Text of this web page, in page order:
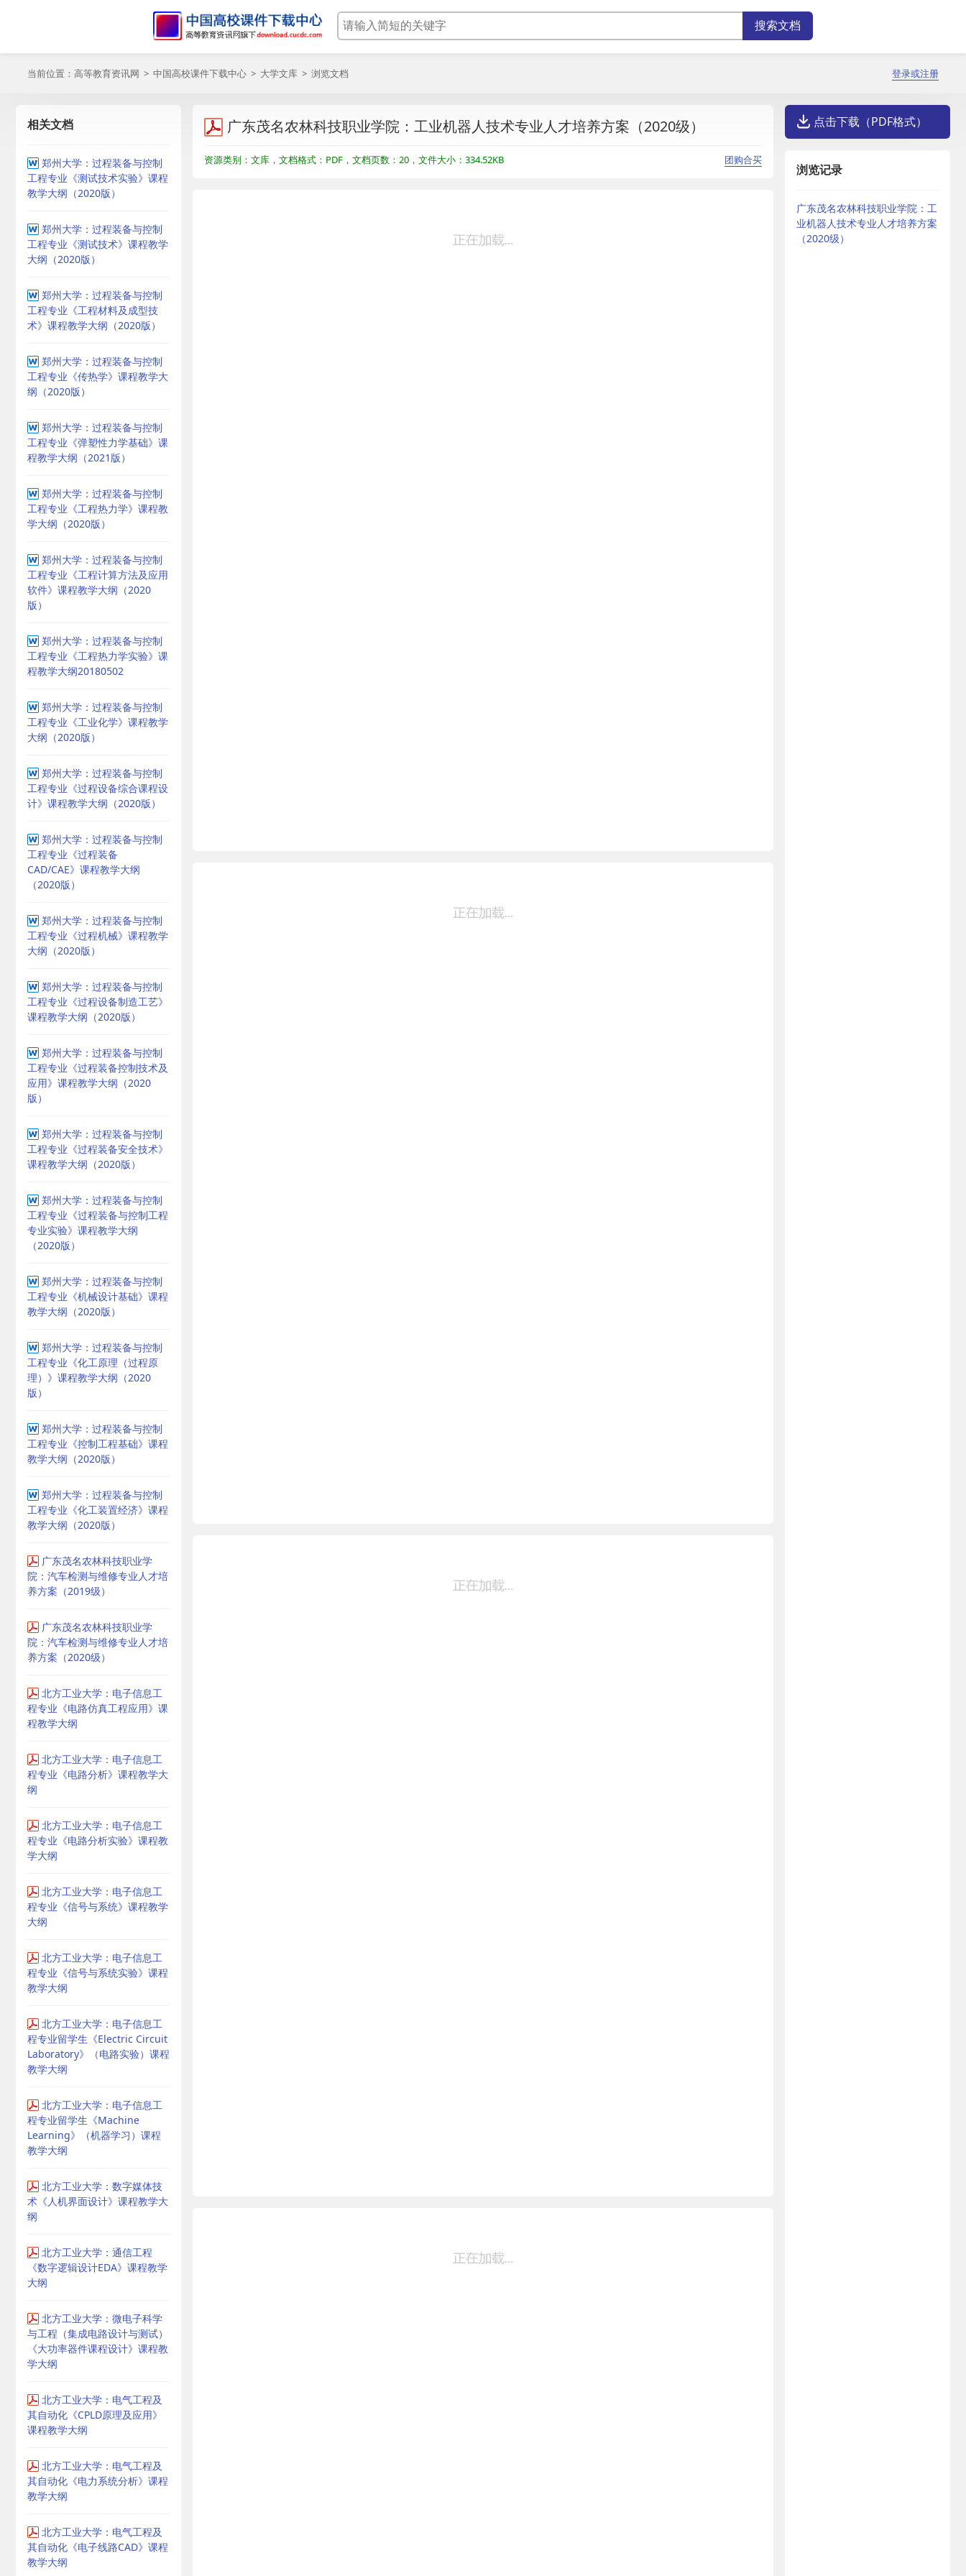
当前位置： 高等教育资讯网 > 中国高校课件下载中心 > 大学文库 > 浏览文档 登录或注册
相关文档
郑州大学：过程装备与控制
工程专业《测试技术实验》课程
教学大纲（2020版）
郑州大学：过程装备与控制
工程专业《测试技术》课程教学
大纲（2020版）
郑州大学：过程装备与控制
工程专业《工程材料及成型技
术》课程教学大纲（2020版）
郑州大学：过程装备与控制
工程专业《传热学》课程教学大
纲（2020版）
郑州大学：过程装备与控制
工程专业《弹塑性力学基础》课
程教学大纲（2021版）
郑州大学：过程装备与控制
工程专业《工程热力学》课程教
学大纲（2020版）
郑州大学：过程装备与控制
工程专业《工程计算方法及应用
软件》课程教学大纲（2020
版）
郑州大学：过程装备与控制
工程专业《工程热力学实验》课
程教学大纲20180502
郑州大学：过程装备与控制
工程专业《工业化学》课程教学
大纲（2020版）
郑州大学：过程装备与控制
工程专业《过程设备综合课程设
计》课程教学大纲（2020版）
郑州大学：过程装备与控制
工程专业《过程装备
CAD/CAE》课程教学大纲
（2020版）
郑州大学：过程装备与控制
工程专业《过程机械》课程教学
大纲（2020版）
郑州大学：过程装备与控制
工程专业《过程设备制造工艺》
课程教学大纲（2020版）
郑州大学：过程装备与控制
工程专业《过程装备控制技术及
应用》课程教学大纲（2020
版）
郑州大学：过程装备与控制
工程专业《过程装备安全技术》
课程教学大纲（2020版）
郑州大学：过程装备与控制
工程专业《过程装备与控制工程
专业实验》课程教学大纲
（2020版）
郑州大学：过程装备与控制
工程专业《机械设计基础》课程
教学大纲（2020版）
郑州大学：过程装备与控制
工程专业《化工原理（过程原
理）》课程教学大纲（2020
版）
郑州大学：过程装备与控制
工程专业《控制工程基础》课程
教学大纲（2020版）
郑州大学：过程装备与控制
工程专业《化工装置经济》课程
教学大纲（2020版）
广东茂名农林科技职业学
院：汽车检测与维修专业人才培
养方案（2019级）
广东茂名农林科技职业学
院：汽车检测与维修专业人才培
养方案（2020级）
北方工业大学：电子信息工
程专业《电路仿真工程应用》课
程教学大纲
北方工业大学：电子信息工
程专业《电路分析》课程教学大
纲
北方工业大学：电子信息工
程专业《电路分析实验》课程教
学大纲
北方工业大学：电子信息工
程专业《信号与系统》课程教学
大纲
北方工业大学：电子信息工
程专业《信号与系统实验》课程
教学大纲
北方工业大学：电子信息工
程专业留学生《Electric Circuit
Laboratory》（电路实验）课程
教学大纲
北方工业大学：电子信息工
程专业留学生《Machine
Learning》（机器学习）课程
教学大纲
北方工业大学：数字媒体技
术《人机界面设计》课程教学大
纲
北方工业大学：通信工程
《数字逻辑设计EDA》课程教学
大纲
北方工业大学：微电子科学
与工程（集成电路设计与测试）
《大功率器件课程设计》课程教
学大纲
北方工业大学：电气工程及
其自动化《CPLD原理及应用》
课程教学大纲
北方工业大学：电气工程及
其自动化《电力系统分析》课程
教学大纲
北方工业大学：电气工程及
其自动化《电子线路CAD》课程
教学大纲
广东茂名农林科技职业学院：工业机器人技术专业人才培养方案（2020级）
团购合买
资源类别：文库，文档格式：PDF，文档页数：20，文件大小：334.52KB
点击下载（PDF格式）
浏览记录
广东茂名农林科技职业学院：工
业机器人技术专业人才培养方案
（2020级）